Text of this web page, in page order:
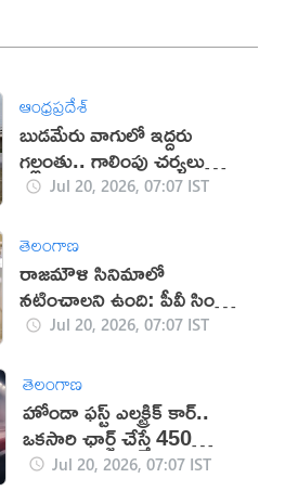
ఆంధ్రప్రదేశ్
బుడమేరు వాగులో ఇద్దరు
గల్లంతు.. గాలింపు చర్యలు
ముమ్మరం (వీడియో)
Jul 20, 2026, 07:07 IST
తెలంగాణ
రాజమౌళి సినిమాలో
నటించాలని ఉంది: పీవీ సింధు
ఆసక్తికర పోస్ట్
Jul 20, 2026, 07:07 IST
తెలంగాణ
హోండా ఫస్ట్ ఎలక్ట్రిక్ కార్..
ఒకసారి ఛార్జ్‌ చేస్తే 450
కిలోమీటర్ల రేంజ్
Jul 20, 2026, 07:07 IST